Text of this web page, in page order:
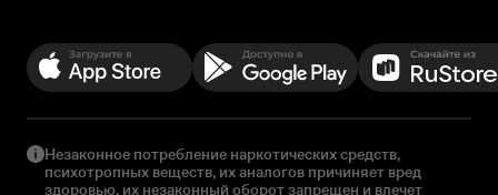
Незаконное потребление наркотических средств,
психотропных веществ, их аналогов причиняет вред
здоровью, их незаконный оборот запрещен и влечет